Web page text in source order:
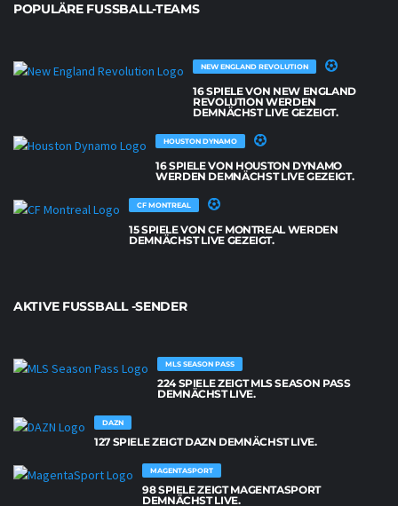
POPULÄRE FUSSBALL-TEAMS
NEW ENGLAND REVOLUTION
16 SPIELE VON NEW ENGLAND
REVOLUTION WERDEN
DEMNÄCHST LIVE GEZEIGT.
HOUSTON DYNAMO
16 SPIELE VON HOUSTON DYNAMO
WERDEN DEMNÄCHST LIVE GEZEIGT.
CF MONTREAL
15 SPIELE VON CF MONTREAL WERDEN
DEMNÄCHST LIVE GEZEIGT.
AKTIVE FUSSBALL -SENDER
MLS SEASON PASS
224 SPIELE ZEIGT MLS SEASON PASS
DEMNÄCHST LIVE.
DAZN
127 SPIELE ZEIGT DAZN DEMNÄCHST LIVE.
MAGENTASPORT
98 SPIELE ZEIGT MAGENTASPORT
DEMNÄCHST LIVE.